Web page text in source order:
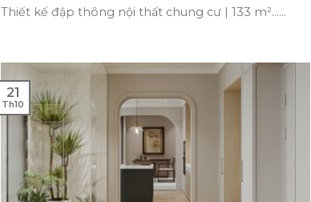
Thiết kế đập thông nội thất chung cư | 133 m²......
21
Th10